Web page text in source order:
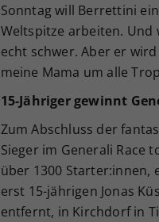
Sonntag will Berrettini
Weltspitze arbeiten. Und
echt schwer. Aber er
meine Mama um alle
15-Jähriger gewinnt
Zum Abschluss der
Sieger im Generali Race
über 1300 Starter:innen,
erst 15-jährigen Jonas
entfernt, in Kirchdorf in